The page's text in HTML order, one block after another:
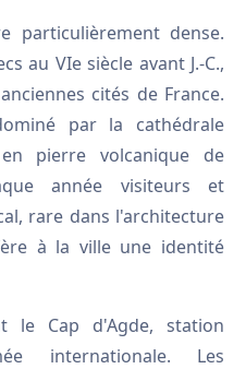
particulièrement dense.
au VIe siècle avant J.-C.,
cités de France.
par la cathédrale
pierre volcanique de
année visiteurs et
rare dans l'architecture
à la ville une identité
le Cap d'Agde, station
internationale. Les